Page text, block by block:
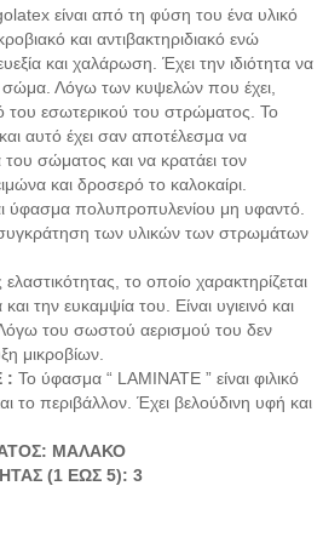
Αιώρας
Κήπου
Παιδικές
Στρώματος Ύπνου
Υπνόσακου
Αιώρας
Πλάτης
2-3 Ατόμων
3-4 Ατόμων
4-5 Ατόμων
5-6 Ατόμων
6-7 Ατόμων
Pop up
wc
Αυτόματες
Παράλιας
Παραλλαγής
Ύπνου Φουσκωτά
είναι από τη φύση του ένα υλικό
και αντιβακτηριδιακό ενώ
και χαλάρωση. Έχει την ιδιότητα να
σώμα. Λόγω των κυψελών που έχει,
του εσωτερικού του στρώματος. Το
αυτό έχει σαν αποτέλεσμα να
του σώματος και να κρατάει τον
και δροσερό το καλοκαίρι.
ύφασμα πολυπροπυλενίου μη υφαντό.
συγκράτηση των υλικών των στρωμάτων
το οποίο χαρακτηρίζεται
την ευκαμψία του. Είναι υγιεινό και
του σωστού αερισμού του δεν
μικροβίων.
: Το ύφασμα “ LAMINATE ” είναι φιλικό
το περιβάλλον. Έχει βελούδινη υφή και
ΜΑΛΑΚΟ
(1 ΕΩΣ 5): 3